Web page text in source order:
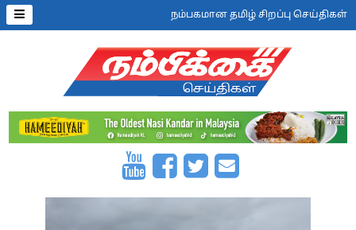
நம்பகமான தமிழ் சிறப்பு செய்திகள்